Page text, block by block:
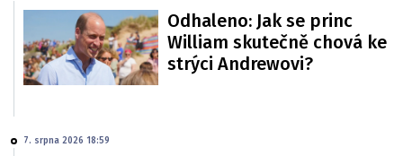
Odhaleno: Jak se princ
William skutečně chová ke
strýci Andrewovi?
7. srpna 2026 18:59